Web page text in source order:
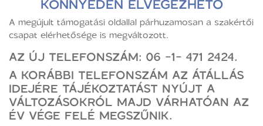
A megújult támogatási oldallal párhuzamosan a szakértői
csapat elérhetősége is megváltozott.
AZ ÚJ TELEFONSZÁM: 06 -1- 471 2424.
A KORÁBBI TELEFONSZÁM AZ ÁTÁLLÁS
IDEJÉRE TÁJÉKOZTATÁST NYÚJT A
VÁLTOZÁSOKRÓL MAJD VÁRHATÓAN AZ
ÉV VÉGE FELÉ MEGSZŰNIK.